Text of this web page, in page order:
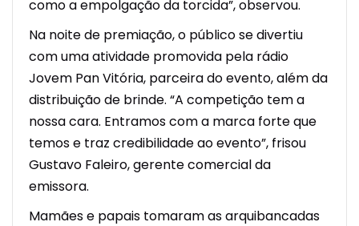
como a empolgação da torcida”, observou.
Na noite de premiação, o público se divertiu
com uma atividade promovida pela rádio
Jovem Pan Vitória, parceira do evento, além da
distribuição de brinde. “A competição tem a
nossa cara. Entramos com a marca forte que
temos e traz credibilidade ao evento”, frisou
Gustavo Faleiro, gerente comercial da
emissora.
Mamães e papais tomaram as arquibancadas